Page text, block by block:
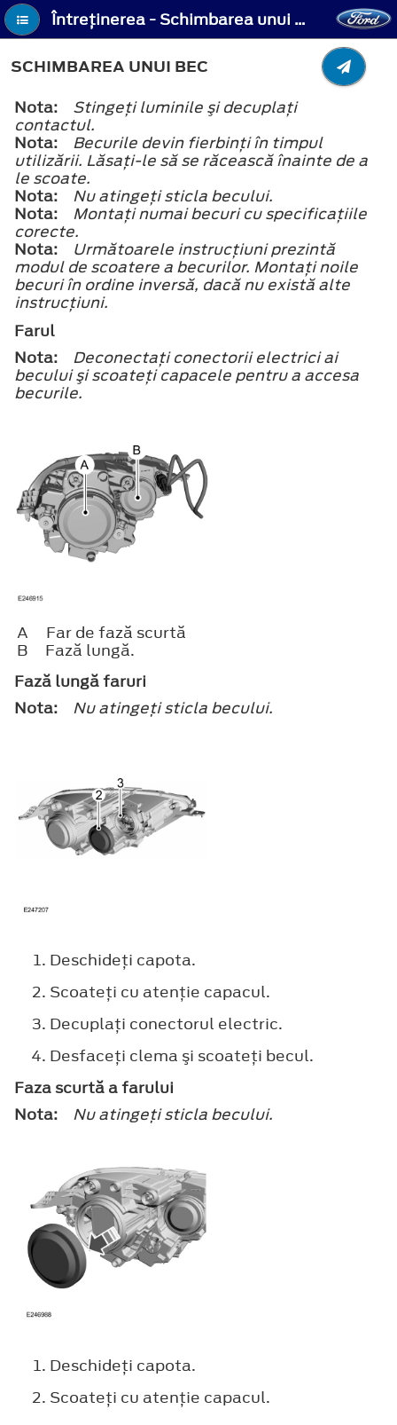
Întreţinerea - Schimbarea unui bec
SCHIMBAREA UNUI BEC
Nota:
Stingeţi luminile şi decuplaţi
contactul.
Nota:
Becurile devin fierbinţi în timpul
utilizării. Lăsaţi-le să se răcească înainte de a
le scoate.
Nota:
Nu atingeţi sticla becului.
Nota:
Montaţi numai becuri cu specificaţiile
corecte.
Nota:
Următoarele instrucţiuni prezintă
modul de scoatere a becurilor. Montaţi noile
becuri în ordine inversă, dacă nu există alte
instrucţiuni.
Farul
Nota:
Deconectaţi conectorii electrici ai
becului şi scoateţi capacele pentru a accesa
becurile.
A
Far de fază scurtă
B
Fază lungă.
Fază lungă faruri
Nota:
Nu atingeţi sticla becului.
Deschideţi capota.
Scoateţi cu atenţie capacul.
Decuplaţi conectorul electric.
Desfaceţi clema şi scoateţi becul.
Faza scurtă a farului
Nota:
Nu atingeţi sticla becului.
Deschideţi capota.
Scoateţi cu atenţie capacul.